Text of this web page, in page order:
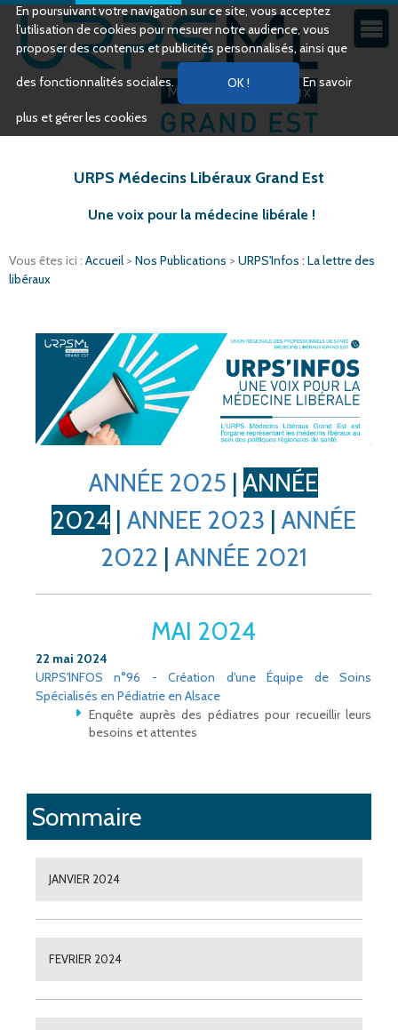
En poursuivant votre navigation sur ce site, vous acceptez
l’utilisation de cookies pour mesurer notre audience, vous
proposer des contenus et publicités personnalisés, ainsi que
des fonctionnalités sociales. En savoir
plus et gérer les cookies
URPS Médecins Libéraux Grand Est
Une voix pour la médecine libérale !
Vous êtes ici : Accueil > Nos Publications > URPS'Infos : La lettre des
libéraux
ANNÉE 2025 | ANNÉE
2024 | ANNEE 2023 | ANNÉE
2022 | ANNÉE 2021
MAI 2024
22 mai 2024
URPS'INFOS n°96 - Création d'une Équipe de Soins
Spécialisés en Pédiatrie en Alsace
Enquête auprès des pédiatres pour recueillir leurs
besoins et attentes
Sommaire
JANVIER 2024
FEVRIER 2024